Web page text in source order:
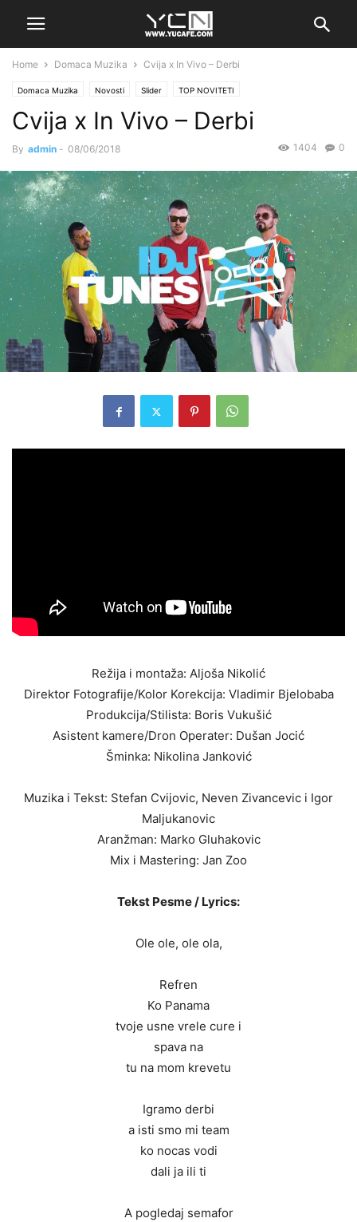
Home Domaca Muzika Cvija x In Vivo – Derbi
Domaca Muzika Novosti Slider TOP NOVITETI
Cvija x In Vivo – Derbi
By admin - 08/06/2018 0
1404
Režija i montaža: Aljoša Nikolić
Direktor Fotografije/Kolor Korekcija: Vladimir Bjelobaba
Produkcija/Stilista: Boris Vukušić
Asistent kamere/Dron Operater: Dušan Jocić
Šminka: Nikolina Janković
Muzika i Tekst: Stefan Cvijovic, Neven Zivancevic i Igor
Maljukanovic
Aranžman: Marko Gluhakovic
Mix i Mastering: Jan Zoo
Tekst Pesme / Lyrics:
Ole ole, ole ola,
Refren
Ko Panama
tvoje usne vrele cure i
spava na
tu na mom krevetu
Igramo derbi
a isti smo mi team
ko nocas vodi
dali ja ili ti
A pogledaj semafor